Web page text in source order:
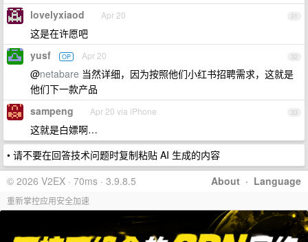
31
lovelyxiaod Apr 20
这是在许愿吧
32
yusf OP Apr 20
@netabare 当然详细，因为按照他们小红书招聘需求，这就是
他们下一款产品
33
sampeng Apr 20 via iPhone
这就是白嫖啊…
• 请不要在回答技术问题时复制粘贴 AI 生成的内容
About · Language
© 2026 V2EX · 70ms · 3.9.8.5
重新掌控应用安全加速